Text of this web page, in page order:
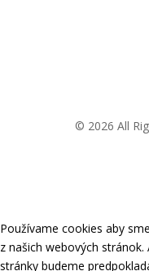
© 2026 All
Používame cookies aby
z našich webových
stránky budeme